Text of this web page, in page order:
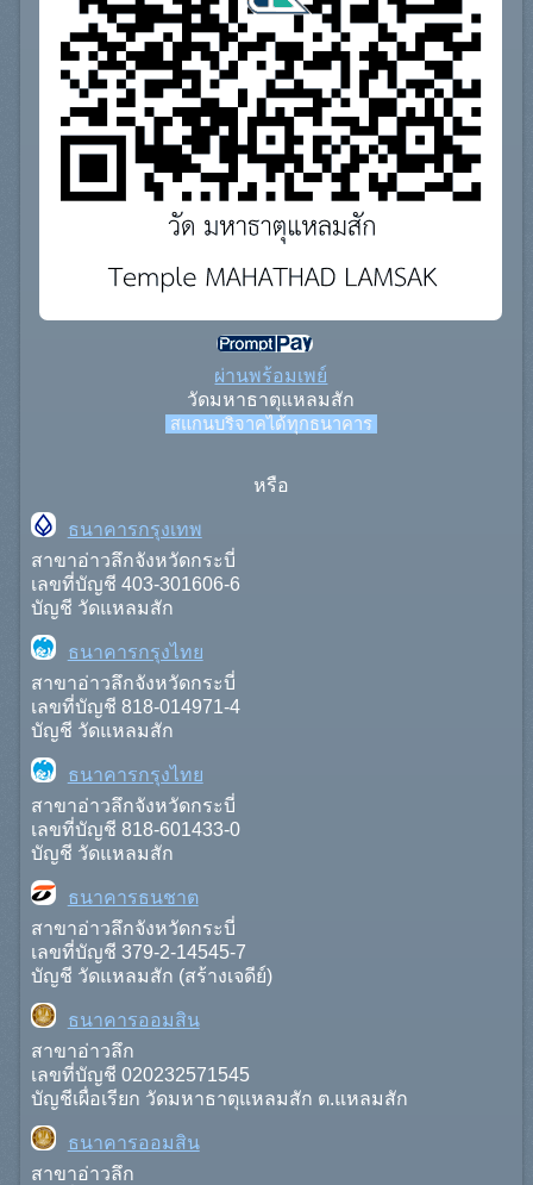
ผ่านพร้อมเพย์
วัดมหาธาตุแหลมสัก
สแกนบริจาคได้ทุกธนาคาร
หรือ
ธนาคารกรุงเทพ
สาขาอ่าวลึกจังหวัดกระบี่
เลขที่บัญชี 403-301606-6
บัญชี วัดแหลมสัก
ธนาคารกรุงไทย
สาขาอ่าวลึกจังหวัดกระบี่
เลขที่บัญชี 818-014971-4
บัญชี วัดแหลมสัก
ธนาคารกรุงไทย
สาขาอ่าวลึกจังหวัดกระบี่
เลขที่บัญชี 818-601433-0
บัญชี วัดแหลมสัก
ธนาคารธนชาต
สาขาอ่าวลึกจังหวัดกระบี่
เลขที่บัญชี 379-2-14545-7
บัญชี วัดแหลมสัก (สร้างเจดีย์)
ธนาคารออมสิน
สาขาอ่าวลึก
เลขที่บัญชี 020232571545
บัญชีเผื่อเรียก วัดมหาธาตุแหลมสัก ต.แหลมสัก
ธนาคารออมสิน
สาขาอ่าวลึก